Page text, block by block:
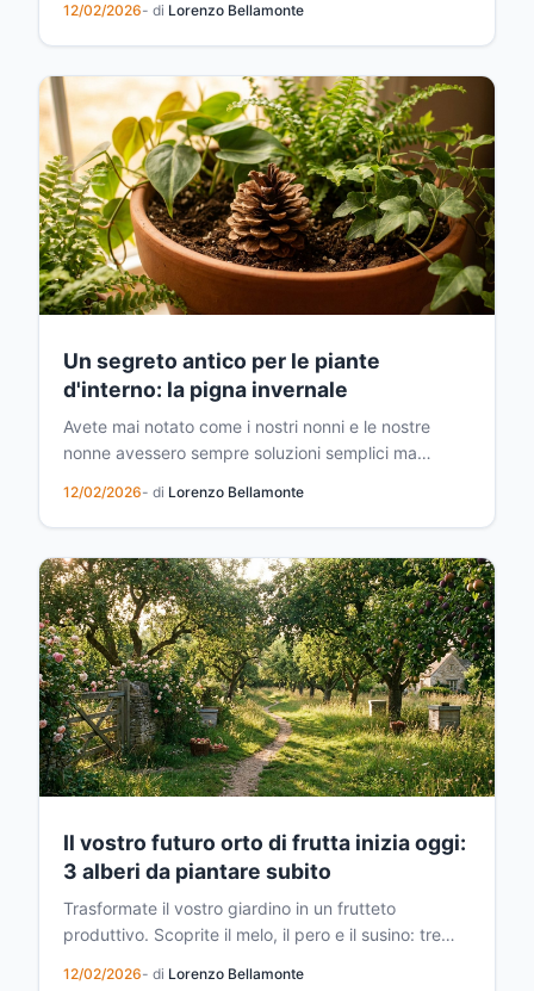
nuove normative, non sei solo. Le recenti modifiche
alle leggi sulla proprietà di cani hanno generato
confusione e preoccupazione tra gli amanti dei q...
12/02/2026- di Lorenzo Bellamonte
Un segreto antico per le piante
d'interno: la pigna invernale
Avete mai notato come i nostri nonni e le nostre
nonne avessero sempre soluzioni semplici ma
queste tradizioni affascinanti riguarda l'uso delle
pigne durante i mesi invernali. Questo gesto,
apparentemente strano, nasconde in realtà una
logica botanic...
12/02/2026- di Lorenzo Bellamonte
Il vostro futuro orto di frutta inizia oggi:
3 alberi da piantare subito
Trasformate il vostro giardino in un frutteto
produttivo. Scoprite il melo, il pero e il susino: tre
vostro orto di frutta.
12/02/2026- di Lorenzo Bellamonte